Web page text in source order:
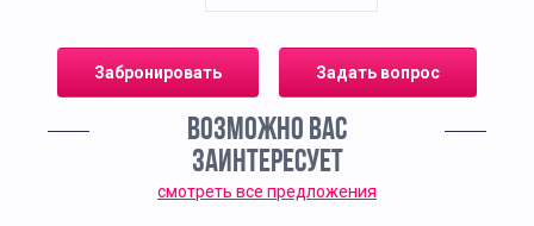
времени и авторский замысел Екатерины II,
создавшей текст как нравственный урок для
Экскурсия проходит в живописных залах
дворцового комплекса под звуки старинной
музыки; атмосфера XVIII века воссоздаётся в
Забронировать Задать вопрос
ВОЗМОЖНО ВАС
ЗАИНТЕРЕСУЕТ
смотреть все предложения